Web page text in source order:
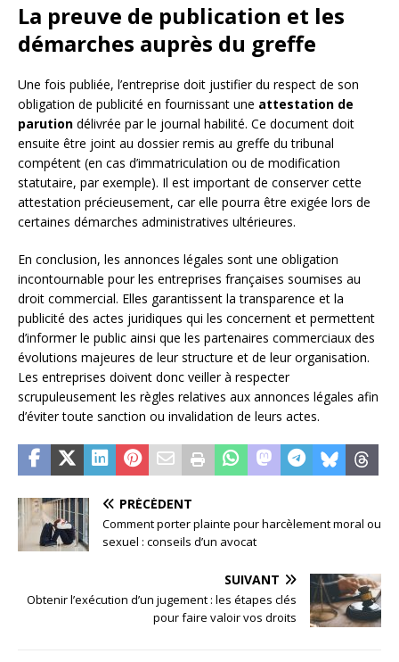
La preuve de publication et les
démarches auprès du greffe
Une fois publiée, l’entreprise doit justifier du respect de son
obligation de publicité en fournissant une attestation de
parution délivrée par le journal habilité. Ce document doit
ensuite être joint au dossier remis au greffe du tribunal
compétent (en cas d’immatriculation ou de modification
statutaire, par exemple). Il est important de conserver cette
attestation précieusement, car elle pourra être exigée lors de
certaines démarches administratives ultérieures.
En conclusion, les annonces légales sont une obligation
incontournable pour les entreprises françaises soumises au
droit commercial. Elles garantissent la transparence et la
publicité des actes juridiques qui les concernent et permettent
d’informer le public ainsi que les partenaires commerciaux des
évolutions majeures de leur structure et de leur organisation.
Les entreprises doivent donc veiller à respecter
scrupuleusement les règles relatives aux annonces légales afin
d’éviter toute sanction ou invalidation de leurs actes.
PRÉCÉDENT
Comment porter plainte pour harcèlement moral ou
sexuel : conseils d’un avocat
SUIVANT
Obtenir l’exécution d’un jugement : les étapes clés
pour faire valoir vos droits